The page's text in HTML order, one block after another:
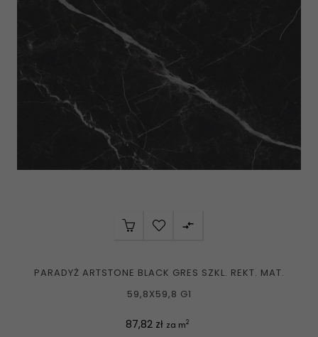

PARADYŻ ARTSTONE BLACK GRES SZKL. REKT. MAT.
59,8X59,8 G1
Cena
87,82 zł za m2